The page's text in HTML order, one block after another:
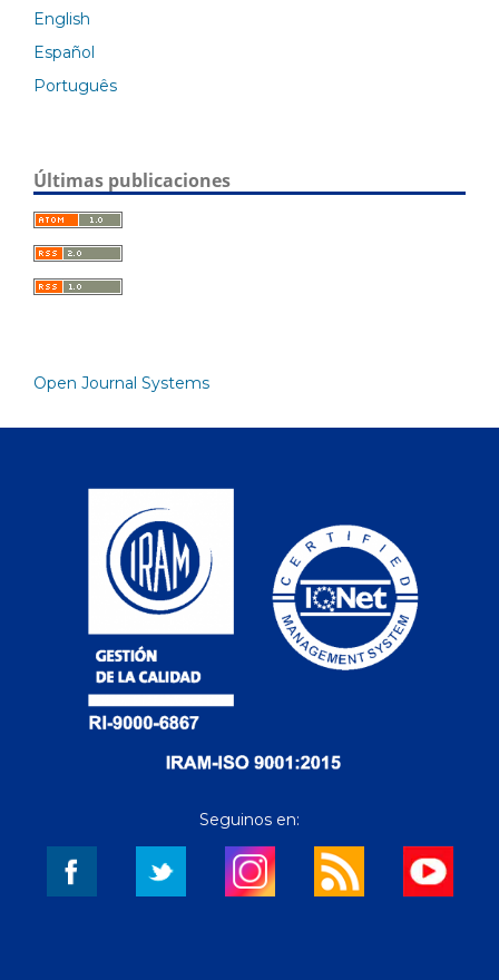
English
Español
Português
Últimas publicaciones
Open Journal Systems
Seguinos en: